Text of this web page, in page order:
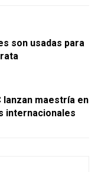
son usadas para
lanzan maestría en
internacionales